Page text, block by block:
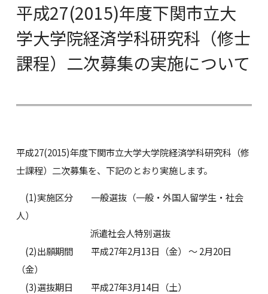
平成27(2015)年度下関市立大
学大学院経済学科研究科（修士
課程）二次募集の実施について
平成27(2015)年度下関市立大学大学院経済学科研究科（修
士課程）二次募集を、下記のとおり実施します。
(1)実施区分 一般選抜（一般・外国人留学生・社会
人）
派遣社会人特別選抜
(2)出願期間 平成27年2月13日（金） ～ 2月20日
（金）
(3)選抜期日 平成27年3月14日（土）